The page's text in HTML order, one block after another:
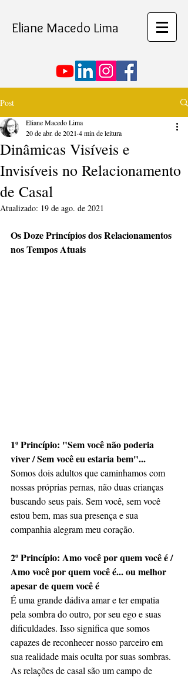
Eliane Macedo Lima
Post
Dinâmicas Visíveis e
Invisíveis no Relacionamento
de Casal
Eliane Macedo Lima
20 de abr. de 2021 4 min de leitura
Atualizado: 19 de ago. de 2021
Os Doze Princípios dos Relacionamentos
nos Tempos Atuais
1º Princípio: "Sem você não poderia
viver / Sem você eu estaria bem"...
Somos dois adultos que caminhamos com
nossas próprias pernas, não duas crianças
buscando seus pais. Sem você, sem você
estou bem, mas sua presença e sua
companhia alegram meu coração.
2º Princípio: Amo você por quem você é /
Amo você por quem você é... ou melhor
apesar de quem você é
É uma grande dádiva amar e ter empatia
pela sombra do outro, por seu ego e suas
dificuldades. Isso significa que somos
capazes de reconhecer nosso parceiro em
sua realidade mais oculta por suas sombras.
As relações de casal são um campo de